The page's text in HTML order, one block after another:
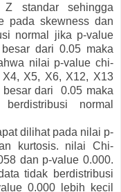
standar sehingga
pada skewness dan
normal jika p-value
dari 0.05 maka
nilai p-value chi-
X5, X6, X12, X13
dari 0.05 maka
normal
dilihat pada nilai p-
kurtosis. nilai Chi-
dan p-value 0.000.
tidak berdistribusi
0.000 lebih kecil